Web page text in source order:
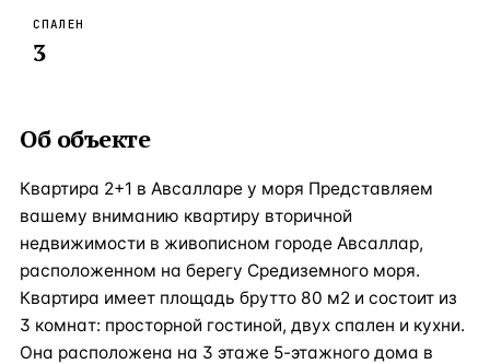
СПАЛЕН
3
Об объекте
Квартира 2+1 в Авсалларе у моря Представляем
вашему вниманию квартиру вторичной
недвижимости в живописном городе Авсаллар,
расположенном на берегу Средиземного моря.
Квартира имеет площадь брутто 80 м2 и состоит из
3 комнат: просторной гостиной, двух спален и кухни.
Она расположена на 3 этаже 5-этажного дома в